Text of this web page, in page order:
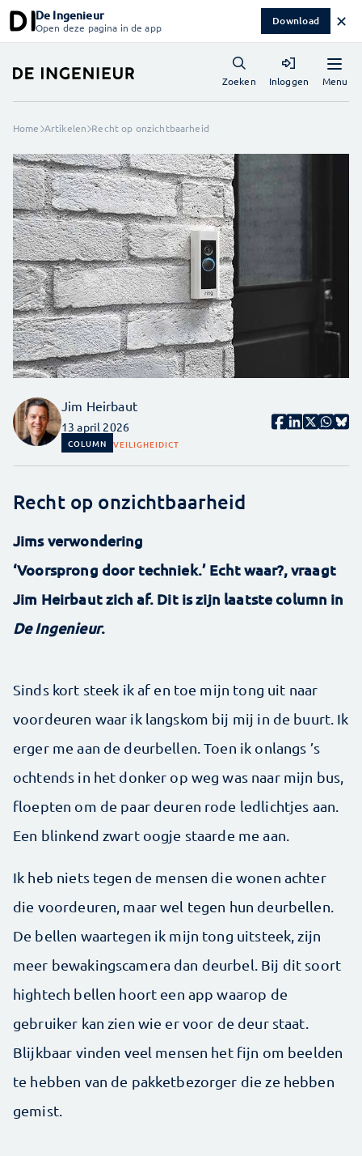
De Ingenieur
Open deze pagina in de app Download ✕
Menu
Zoeken Inloggen
Home Artikelen Recht op onzichtbaarheid
Jim Heirbaut
13 april 2026
COLUMN VEILIGHEIDICT
Recht op onzichtbaarheid
Jims verwondering
‘Voorsprong door techniek.’ Echt waar?, vraagt
Jim Heirbaut zich af. Dit is zijn laatste column in
De Ingenieur.
Sinds kort steek ik af en toe mijn tong uit naar
voordeuren waar ik langskom bij mij in de buurt. Ik
erger me aan de deurbellen. Toen ik onlangs ’s
ochtends in het donker op weg was naar mijn bus,
floepten om de paar deuren rode ledlichtjes aan.
Een blinkend zwart oogje staarde me aan.
Ik heb niets tegen de mensen die wonen achter
die voordeuren, maar wel tegen hun deurbellen.
De bellen waartegen ik mijn tong uitsteek, zijn
meer bewakingscamera dan deurbel. Bij dit soort
hightech bellen hoort een app waarop de
gebruiker kan zien wie er voor de deur staat.
Blijkbaar vinden veel mensen het fijn om beelden
te hebben van de pakketbezorger die ze hebben
gemist.